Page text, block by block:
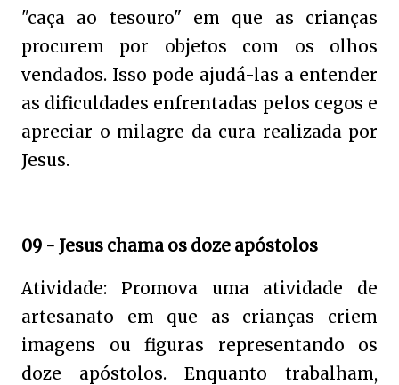
"caça ao tesouro" em que as crianças
procurem por objetos com os olhos
vendados. Isso pode ajudá-las a entender
as dificuldades enfrentadas pelos cegos e
apreciar o milagre da cura realizada por
Jesus.
09 - Jesus chama os doze apóstolos
Atividade: Promova uma atividade de
artesanato em que as crianças criem
imagens ou figuras representando os
doze apóstolos. Enquanto trabalham,